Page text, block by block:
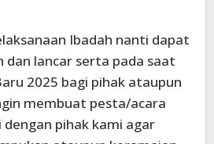
Ibadah nanti dapat
dan lancar serta pada saat
2025 bagi pihak ataupun
membuat pesta/acara
pihak kami agar